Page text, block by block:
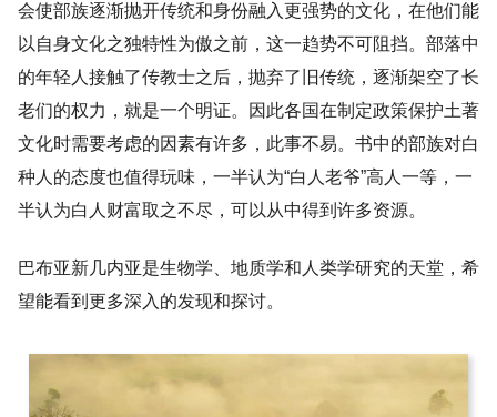
会使部族逐渐抛开传统和身份融入更强势的文化，在他们能
以自身文化之独特性为傲之前，这一趋势不可阻挡。部落中
的年轻人接触了传教士之后，抛弃了旧传统，逐渐架空了长
老们的权力，就是一个明证。因此各国在制定政策保护土著
文化时需要考虑的因素有许多，此事不易。书中的部族对白
种人的态度也值得玩味，一半认为“白人老爷”高人一等，一
半认为白人财富取之不尽，可以从中得到许多资源。
巴布亚新几内亚是生物学、地质学和人类学研究的天堂，希
望能看到更多深入的发现和探讨。